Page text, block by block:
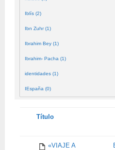
Iblís (2)
Ibn Zuhr (1)
Ibrahim Bey (1)
Ibrahim- Pacha (1)
identidades (1)
IEspaña (0)
Tienes
Título
«VIAJE A